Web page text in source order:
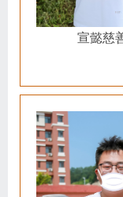
宣懿慈